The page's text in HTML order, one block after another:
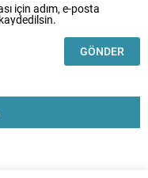
için adım, e-posta